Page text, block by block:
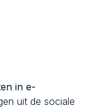
in e-
uit de sociale